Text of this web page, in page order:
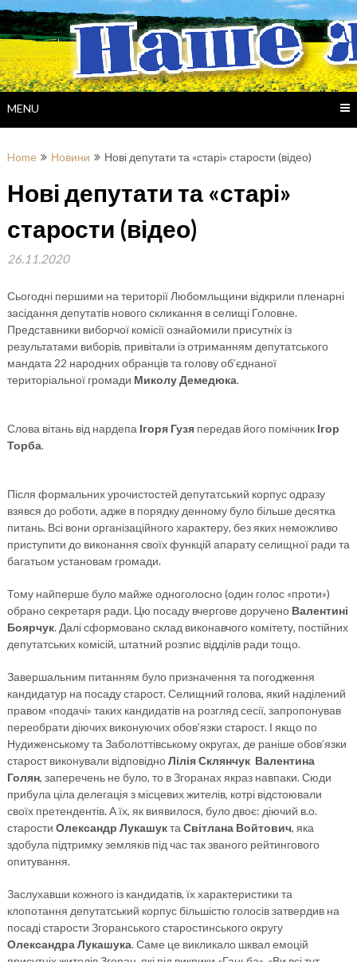
Skip
to
content
MENU
Home Новини Нові депутати та «старі» старости (відео)
Нові депутати та «старі»
старости (відео)
26.11.2020
Сьогодні першими на території Любомльщини відкрили пленарні
засідання депутатів нового скликання в селищі Головне.
Представники виборчої комісії ознайомили присутніх із
результатами виборів, привітали із отриманням депутатського
мандата 22 народних обранців та голову об’єднаної
територіальної громади Миколу Демедюка.
Слова вітань від нардепа Ігоря Гузяпередав його помічник Ігор
Торба.
Після формальних урочистостей депутатський корпус одразу
взявся до роботи, адже в порядку денному було більше десятка
питань. Всі вони організаційного характеру, без яких неможливо
приступити до виконання своїх функцій апарату селищної ради та
багатьом установам громади.
Тому найперше було майже одноголосно (один голос «проти»)
обрано секретаря ради. Цю посаду вчергове доручено Валентині
Боярчук. Далі сформовано склад виконавчого комітету, постійних
депутатських комісій, штатний розпис відділів ради тощо.
Завершальним питанням було призначення та погодження
кандидатур на посаду старост. Селищний голова, який наділений
правом «подачі» таких кандидатів на розгляд сесії, запропонував
переобрати діючих виконуючих обов’язки старост. І якщо по
Нудиженському та Заболоттівському округах, де раніше обов’язки
старост виконували відповідноЛілія Склянчук Валентина
Голян, заперечень не було, то в Згоранах якраз навпаки. Сюди
прибула ціла делегація з місцевих жителів, котрі відстоювали
своїх претендентів. А їх, як виявилося, було двоє: діючий в.о.
старости Олександр Лукашукта Світлана Войтович, яка
здобула підтримку земляків під час так званого рейтингового
опитування.
Заслухавши кожного із кандидатів, їх характеристики та
клопотання депутатський корпус більшістю голосів затвердив на
посаді старости Згоранського старостинського округу
Олександра Лукашука. Саме це викликало шквал емоцій